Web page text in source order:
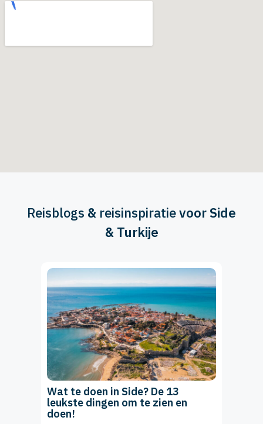
Reisblogs & reisinspiratievoor Side
& Turkije
Wat te doen in Side? De 13
leukste dingen om te zien en
doen!